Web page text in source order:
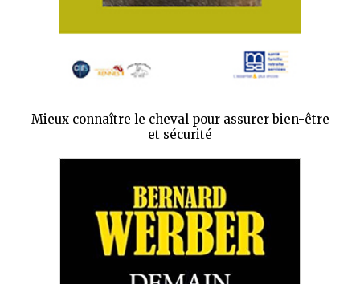
Mieux connaître le cheval pour assurer bien-être
et sécurité